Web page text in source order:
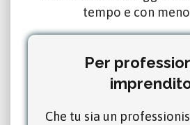
tempo e con
Per
Che tu sia un